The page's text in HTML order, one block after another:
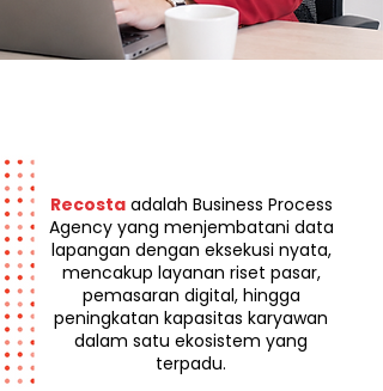
Recosta adalah Business Process
Agency yang menjembatani data
lapangan dengan eksekusi nyata,
mencakup layanan riset pasar,
pemasaran digital, hingga
peningkatan kapasitas karyawan
dalam satu ekosistem yang
terpadu.